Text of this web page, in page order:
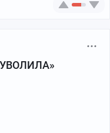
Беленький подписал
Трудового
методов
или
В этом
к четырнадцати